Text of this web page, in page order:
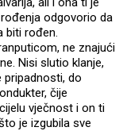
odgovorio da
biti rođen.
ne znajući
Nisi slutio klanje,
do
čije
vječnost i on ti
je izgubila sve